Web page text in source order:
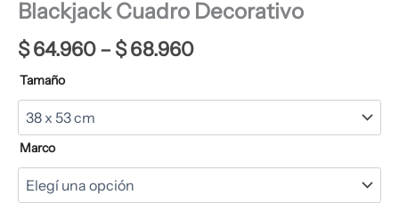
Blackjack Cuadro Decorativo
$64.960– $68.960
Tamaño
Marco